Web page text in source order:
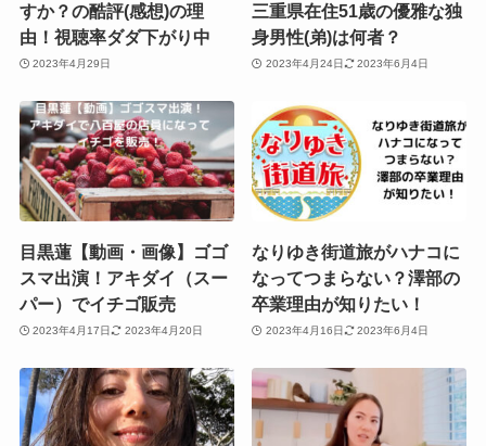
すか？の酷評(感想)の理
由！視聴率ダダ下がり中
2023年4月29日
三重県在住51歳の優雅な独
身男性(弟)は何者？
2023年4月24日 2023年6月4日
目黒蓮【動画・画像】ゴゴ
スマ出演！アキダイ（スー
パー）でイチゴ販売
2023年4月17日 2023年4月20日
なりゆき街道旅がハナコに
なってつまらない？澤部の
卒業理由が知りたい！
2023年4月16日 2023年6月4日